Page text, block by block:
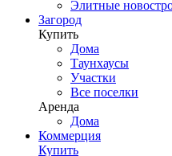
Элитные
Загород
Купить
Дома
Таунхаусы
Участки
Все поселки
Аренда
Дома
Коммерция
Купить